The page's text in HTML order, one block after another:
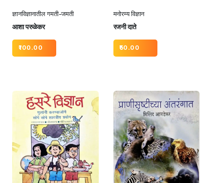
ज्ञानविज्ञानातील गमती-जमती
आशा परुळेकर
100.00
मनोरम्य विज्ञान
रजनी दाते
50.00